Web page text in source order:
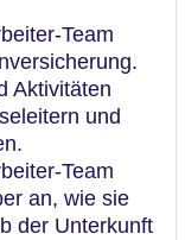
Team
Aktivitäten
und
Team
an, wie sie
der Unterkunft